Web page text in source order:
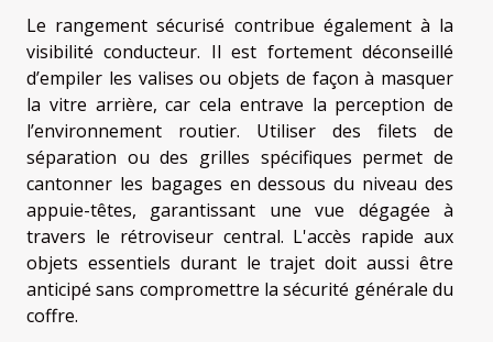
Le rangement sécurisé contribue également à la
visibilité conducteur. Il est fortement déconseillé
d’empiler les valises ou objets de façon à masquer
la vitre arrière, car cela entrave la perception de
l’environnement routier. Utiliser des filets de
séparation ou des grilles spécifiques permet de
cantonner les bagages en dessous du niveau des
appuie-têtes, garantissant une vue dégagée à
travers le rétroviseur central. L'accès rapide aux
objets essentiels durant le trajet doit aussi être
anticipé sans compromettre la sécurité générale du
coffre.